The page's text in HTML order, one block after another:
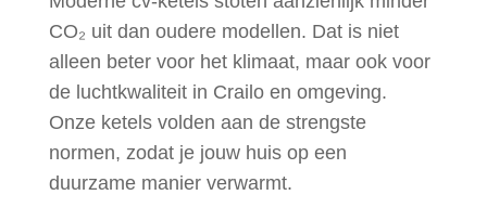
CO₂ uit dan oudere modellen. Dat is niet
alleen beter voor het klimaat, maar ook voor
de luchtkwaliteit in Crailo en omgeving.
Onze ketels volden aan de strengste
normen, zodat je jouw huis op een
duurzame manier verwarmt.